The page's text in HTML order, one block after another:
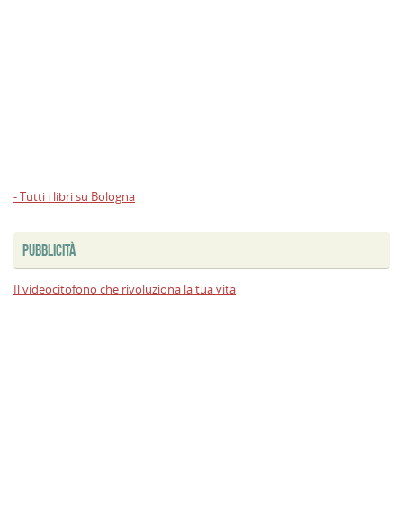
- Tutti i libri su Bologna
PUBBLICITÀ
Il videocitofono che rivoluziona la tua vita